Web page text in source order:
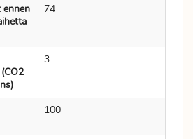
ennen
74
3
100